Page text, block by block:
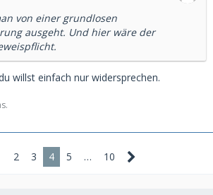
von einer grundlosen
ausgeht. Und hier wäre der
willst einfach nur widersprechen.
2 3 4 5 … 10